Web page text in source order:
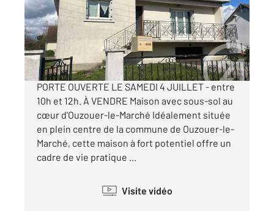
Maison à vendre
130 000 €
Visiter le site dédié
PORTE OUVERTE LE SAMEDI 4 JUILLET - entre
10h et 12h. À VENDRE Maison avec sous-sol au
cœur d'Ouzouer-le-Marché Idéalement située
en plein centre de la commune de Ouzouer-le-
Marché, cette maison à fort potentiel offre un
cadre de vie pratique ...
Visite vidéo